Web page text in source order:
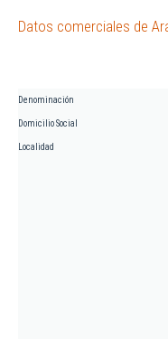
Datos comerciales de
Denominación
Domicilio Social
Localidad